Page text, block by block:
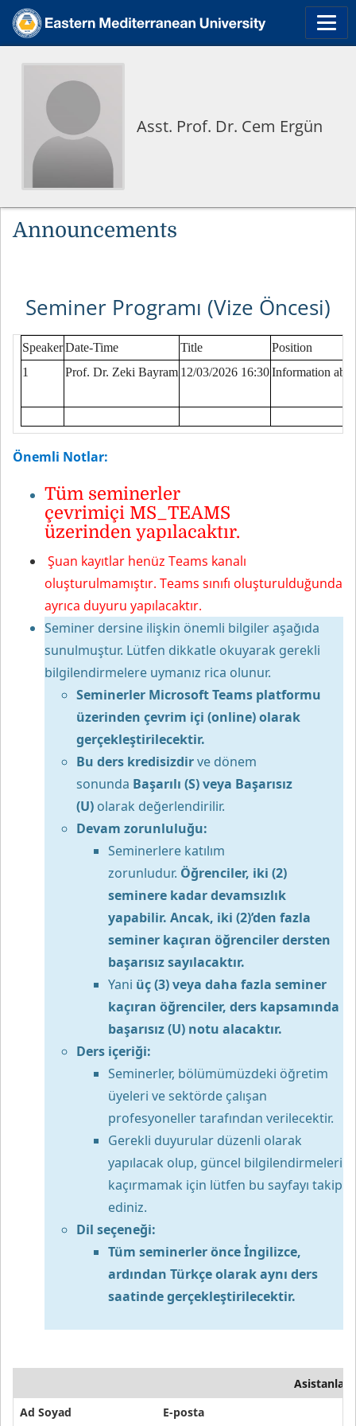
Asst. Prof. Dr. Cem Ergün
Announcements
Seminer Programı (Vize Öncesi)
SpeakerDate-Time Title
Position
1
Prof. Dr. Zeki Bayram 12/03/2026 16:30Information
Önemli Notlar:
Tüm seminerler
çevrimiçi MS_TEAMS
üzerinden yapılacaktır.
Şuan kayıtlar henüz Teams kanalı
oluşturulmamıştır. Teams sınıfı oluşturulduğunda
ayrıca duyuru yapılacaktır.
Seminer dersine ilişkin önemli bilgiler aşağıda
sunulmuştur. Lütfen dikkatle okuyarak gerekli
bilgilendirmelere uymanız rica olunur.
Seminerler Microsoft Teams platformu
üzerinden çevrim içi (online) olarak
gerçekleştirilecektir.
Bu ders kredisizdirve dönem
sonunda Başarılı (S) veya Başarısız
(U) olarak değerlendirilir.
Devam zorunluluğu:
Seminerlere katılım
zorunludur. Öğrenciler, iki (2)
seminere kadar devamsızlık
yapabilir. Ancak, iki (2)’den fazla
seminer kaçıran öğrenciler dersten
başarısız sayılacaktır.
Yani üç (3) veya daha fazla seminer
kaçıran öğrenciler, ders kapsamında
başarısız (U) notu alacaktır.
Ders içeriği:
Seminerler, bölümümüzdeki öğretim
üyeleri ve sektörde çalışan
profesyoneller tarafından verilecektir.
Gerekli duyurular düzenli olarak
yapılacak olup, güncel bilgilendirmeleri
kaçırmamak için lütfen bu sayfayı takip
ediniz.
Dil seçeneği:
Tüm seminerler önce İngilizce,
ardından Türkçe olarak aynı ders
saatinde gerçekleştirilecektir.
Asistanlar
Ad Soyad
E-posta